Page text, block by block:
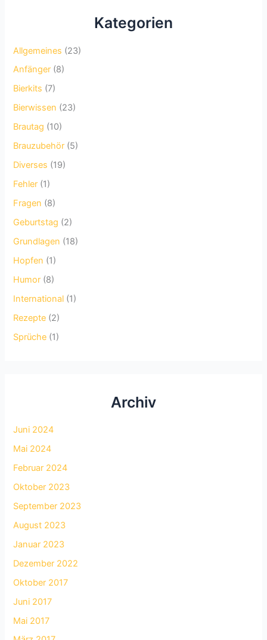
Kategorien
Allgemeines (23)
Anfänger (8)
Bierkits (7)
Bierwissen (23)
Brautag (10)
Brauzubehör (5)
Diverses (19)
Fehler (1)
Fragen (8)
Geburtstag (2)
Grundlagen (18)
Hopfen (1)
Humor (8)
International (1)
Rezepte (2)
Sprüche (1)
Archiv
Juni 2024
Mai 2024
Februar 2024
Oktober 2023
September 2023
August 2023
Januar 2023
Dezember 2022
Oktober 2017
Juni 2017
Mai 2017